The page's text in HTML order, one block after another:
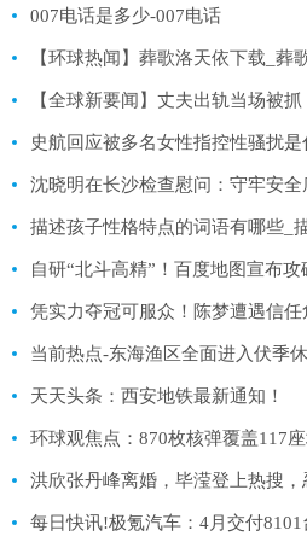
007电话是多少-007电话
【环球热闻】葬歌洛天依下载_葬
史航回应被多名女性指控性骚扰
描述孩子性格特点的词语有哪些_
天天头条：西安地铁最新通知！
每日快讯!极氪汽车：4月交付8101